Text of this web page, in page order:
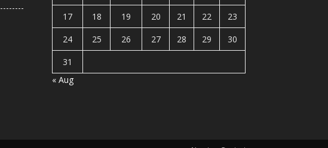
17
18 19 20 21 22
23
24
25 26 27 28 29
30
31
« Aug